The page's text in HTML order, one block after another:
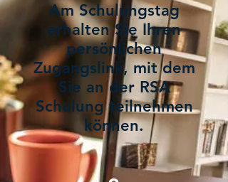
Am Schulungstag
erhalten Sie Ihren
persönlichen
Zugangslink, mit dem
Sie an der RSA
Schulung teilnehmen
können.